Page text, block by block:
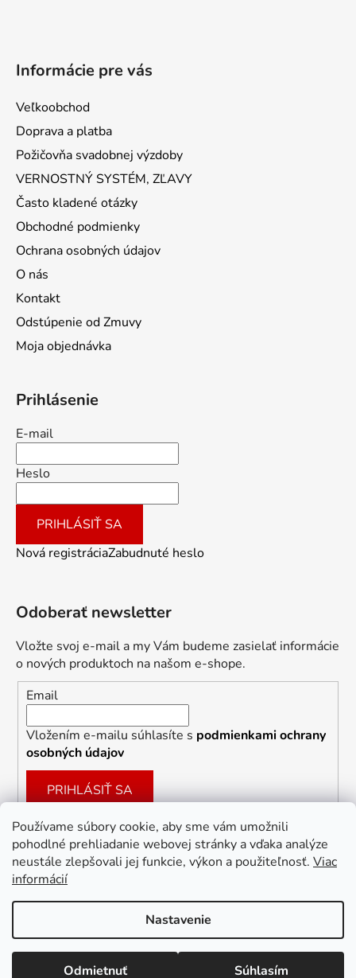
Používame súbory cookie, aby sme vám umožnili
pohodlné prehliadanie webovej stránky a vďaka analýze
neustále zlepšovali jej funkcie, výkon a použiteľnosť. Viac
informácií
Nastavenie
Odmietnuť Súhlasím
Informácie pre vás
Veľkoobchod
Doprava a platba
Požičovňa svadobnej výzdoby
VERNOSTNÝ SYSTÉM, ZĽAVY
Často kladené otázky
Obchodné podmienky
Ochrana osobných údajov
O nás
Kontakt
Odstúpenie od Zmuvy
Moja objednávka
Prihlásenie
E-mail
Heslo
PRIHLÁSIŤ SA
Nová registráciaZabudnuté heslo
Odoberať newsletter
Vložte svoj e-mail a my Vám budeme zasielať informácie
o nových produktoch na našom e-shope.
Email
Vložením e-mailu súhlasíte s podmienkami ochrany
osobných údajov
PRIHLÁSIŤ SA
Facebook
Vytvoril Shoptet